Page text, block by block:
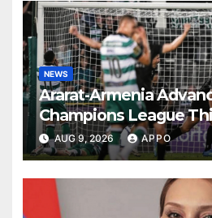
NEWS
Ararat-Armenia
Champions League
Round
AUG 9, 2026 APPO